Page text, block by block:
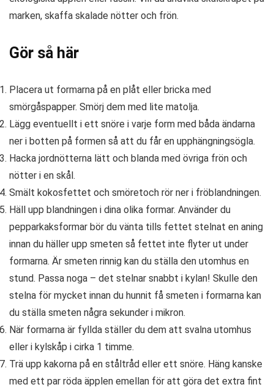
marken, skaffa skalade nötter och frön.
Gör så här
Placera ut formarna på en plåt eller bricka med
smörgåspapper. Smörj dem med lite matolja.
Lägg eventuellt i ett snöre i varje form med båda ändarna
ner i botten på formen så att du får en upphängningsögla.
Hacka jordnötterna lätt och blanda med övriga frön och
nötter i en skål.
Smält kokosfettet och smöretoch rör ner i fröblandningen.
Häll upp blandningen i dina olika formar. Använder du
pepparkaksformar bör du vänta tills fettet stelnat en aning
innan du häller upp smeten så fettet inte flyter ut under
formarna. Är smeten rinnig kan du ställa den utomhus en
stund. Passa noga – det stelnar snabbt i kylan! Skulle den
stelna för mycket innan du hunnit få smeten i formarna kan
du ställa smeten några sekunder i mikron.
När formarna är fyllda ställer du dem att svalna utomhus
eller i kylskåp i cirka 1 timme.
Trä upp kakorna på en ståltråd eller ett snöre. Häng kanske
med ett par röda äpplen emellan för att göra det extra fint